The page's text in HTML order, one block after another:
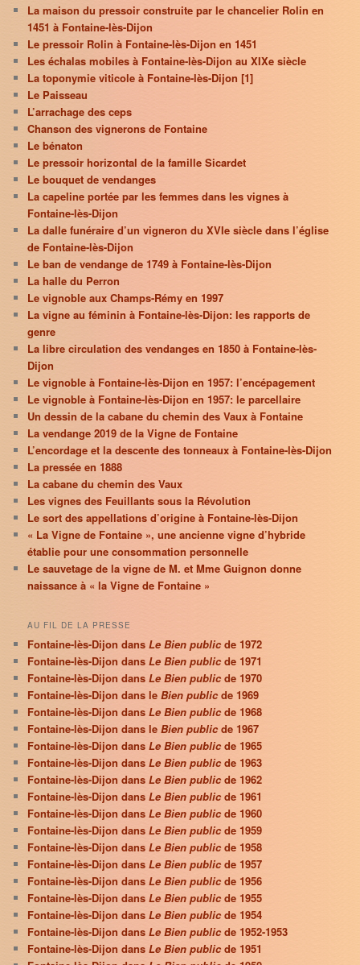
La maison du pressoir construite par le chancelier Rolin en
1451 à Fontaine-lès-Dijon
Le pressoir Rolin à Fontaine-lès-Dijon en 1451
Les échalas mobiles à Fontaine-lès-Dijon au XIXe siècle
La toponymie viticole à Fontaine-lès-Dijon [1]
Le Paisseau
L’arrachage des ceps
Chanson des vignerons de Fontaine
Le bénaton
Le pressoir horizontal de la famille Sicardet
Le bouquet de vendanges
La capeline portée par les femmes dans les vignes à
Fontaine-lès-Dijon
La dalle funéraire d’un vigneron du XVIe siècle dans l’église
de Fontaine-lès-Dijon
Le ban de vendange de 1749 à Fontaine-lès-Dijon
La halle du Perron
Le vignoble aux Champs-Rémy en 1997
La vigne au féminin à Fontaine-lès-Dijon: les rapports de
genre
La libre circulation des vendanges en 1850 à Fontaine-lès-
Dijon
Le vignoble à Fontaine-lès-Dijon en 1957: l’encépagement
Le vignoble à Fontaine-lès-Dijon en 1957: le parcellaire
Un dessin de la cabane du chemin des Vaux à Fontaine
La vendange 2019 de la Vigne de Fontaine
L’encordage et la descente des tonneaux à Fontaine-lès-Dijon
La pressée en 1888
La cabane du chemin des Vaux
Les vignes des Feuillants sous la Révolution
Le sort des appellations d’origine à Fontaine-lès-Dijon
« La Vigne de Fontaine », une ancienne vigne d’hybride
établie pour une consommation personnelle
Le sauvetage de la vigne de M. et Mme Guignon donne
naissance à « la Vigne de Fontaine »
AU FIL DE LA PRESSE
Fontaine-lès-Dijon dansLe Bien publicde 1972
Fontaine-lès-Dijon dansLe Bien publicde 1971
Fontaine-lès-Dijon dansLe Bien public de 1970
Fontaine-lès-Dijon dans leBien publicde 1969
Fontaine-lès-Dijon dansLe Bien publicde 1968
Fontaine-lès-Dijon dans leBien publicde 1967
Fontaine-lès-Dijon dansLe Bien publicde 1965
Fontaine-lès-Dijon dansLe Bien publicde 1963
Fontaine-lès-Dijon dansLe Bien public de 1962
Fontaine-lès-Dijon dansLe Bien publicde 1961
Fontaine-lès-Dijon dansLe Bien publicde 1960
Fontaine-lès-Dijon dansLe Bien public de 1959
Fontaine-lès-Dijon dansLe Bien publicde 1958
Fontaine-lès-Dijon dansLe Bien publicde 1957
Fontaine-lès-Dijon dansLe Bien public de 1956
Fontaine-lès-Dijon dansLe Bien publicde 1955
Fontaine-lès-Dijon dansLe Bien publicde 1954
Fontaine-lès-Dijon dansLe Bien public de 1952-1953
Fontaine-lès-Dijon dansLe Bien publicde 1951